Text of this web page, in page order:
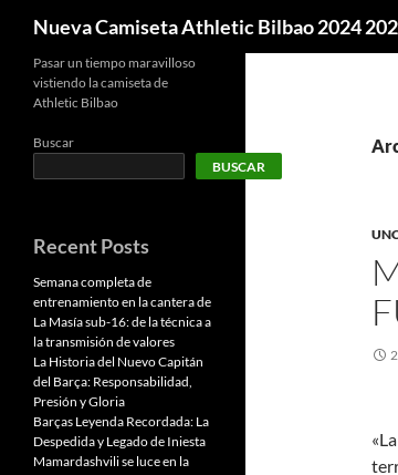
Nueva Camiseta Athletic Bilbao 2024
Pasar un tiempo maravilloso
vistiendo la camiseta de
Athletic Bilbao
Buscar
BUSCAR
Recent Posts
Semana completa de
entrenamiento en la cantera de
La Masía sub-16: de la técnica a
la transmisión de valores
La Historia del Nuevo Capitán
del Barça: Responsabilidad,
Presión y Gloria
Barças Leyenda Recordada: La
Despedida y Legado de Iniesta
Mamardashvili se luce en la